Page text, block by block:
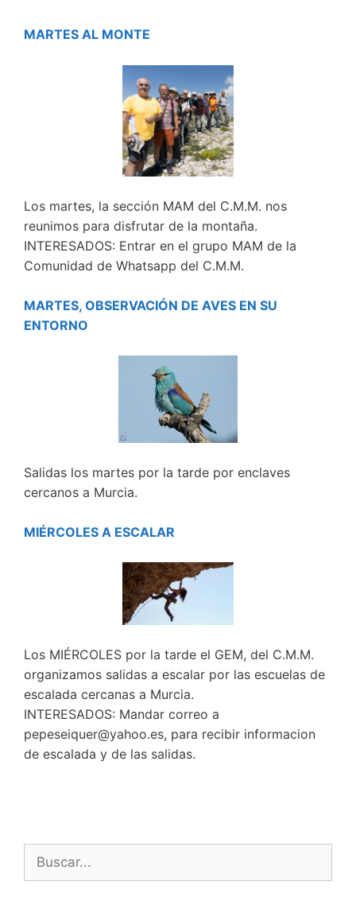
MARTES AL MONTE
Los martes, la sección MAM del C.M.M. nos
reunimos para disfrutar de la montaña.
INTERESADOS: Entrar en el grupo MAM de la
Comunidad de Whatsapp del C.M.M.
MARTES, OBSERVACIÓN DE AVES EN SU
ENTORNO
Salidas los martes por la tarde por enclaves
cercanos a Murcia.
MIÉRCOLES A ESCALAR
Los MIÉRCOLES por la tarde el GEM, del C.M.M.
organizamos salidas a escalar por las escuelas de
escalada cercanas a Murcia.
INTERESADOS: Mandar correo a
pepeseiquer@yahoo.es, para recibir informacion
de escalada y de las salidas.